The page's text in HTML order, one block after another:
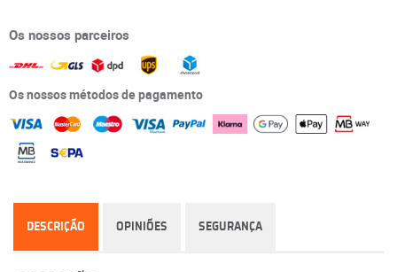
Os nossos parceiros
Os nossos métodos de pagamento
DESCRIÇÃO OPINIÕES SEGURANÇA